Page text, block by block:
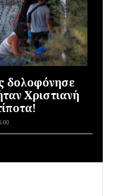
δολοφόνησε
Χριστιανή